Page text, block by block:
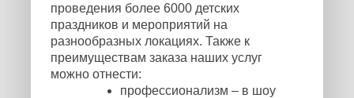
проведения более 6000 детских
праздников и мероприятий на
разнообразных локациях. Также к
преимуществам заказа наших услуг
можно отнести:
профессионализм – в шоу